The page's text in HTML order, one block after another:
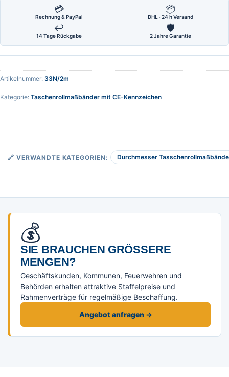
💳
Rechnung & PayPal
📦
DHL · 24 h Versand
↩
14 Tage Rückgabe
🛡
2 Jahre Garantie
Artikelnummer: 33N/2m
Kategorie: Taschenrollmaßbänder mit CE-Kennzeichen
🔗 VERWANDTE KATEGORIEN: Durchmesser
💰
SIE BRAUCHEN GRÖSSERE M
ENGEN?
Geschäftskunden, Kommunen, Feuerwehren und
Behörden erhalten attraktive Staffelpreise und
Rahmenverträge für regelmäßige Beschaffung.
Angebot anfragen →